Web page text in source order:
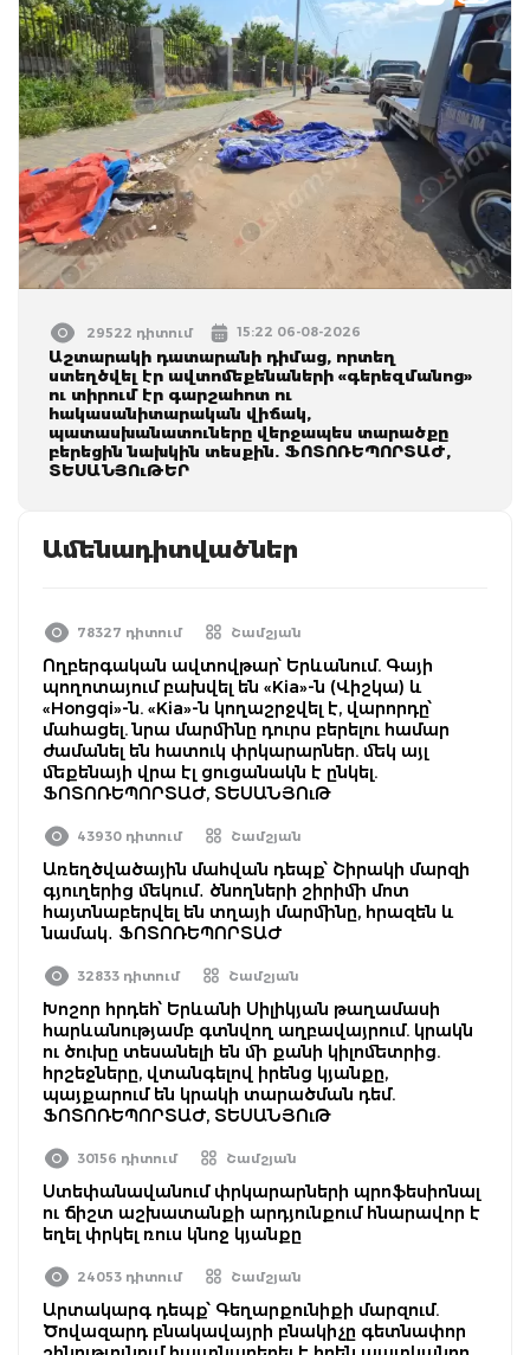
29522 դիտում 15:22 06-08-2026
Աշտարակի դատարանի դիմաց, որտեղ
ստեղծվել էր ավտոմեքենաների «գերեզմանոց»
ու տիրում էր գարշահոտ ու
հակասանիտարական վիճակ,
պատասխանատուները վերջապես տարածքը
բերեցին նախկին տեսքին. ՖՈՏՈՌԵՊՈՐՏԱԺ,
ՏԵՍԱՆՅՈւԹԵՐ
Ամենադիտվածներ
78327 դիտում Շամշյան
Ողբերգական ավտովթար՝ Երևանում. Գայի
պողոտայում բախվել են «Kia»-ն (Վիշկա) և
«Hongqi»-ն. «Kia»-ն կողաշրջվել է, վարորդը՝
մահացել. նրա մարմինը դուրս բերելու համար
ժամանել են հատուկ փրկարարներ. մեկ այլ
մեքենայի վրա էլ ցուցանակն է ընկել.
ՖՈՏՈՌԵՊՈՐՏԱԺ, ՏԵՍԱՆՅՈւԹ
43930 դիտում Շամշյան
Առեղծվածային մահվան դեպք՝ Շիրակի մարզի
գյուղերից մեկում․ ծնողների շիրիմի մոտ
հայտնաբերվել են տղայի մարմինը, հրազեն և
նամակ․ ՖՈՏՈՌԵՊՈՐՏԱԺ
32833 դիտում Շամշյան
Խոշոր հրդեհ՝ Երևանի Սիլիկյան թաղամասի
հարևանությամբ գտնվող աղբավայրում. կրակն
ու ծուխը տեսանելի են մի քանի կիլոմետրից.
հրշեջները, վտանգելով իրենց կյանքը,
պայքարում են կրակի տարածման դեմ.
ՖՈՏՈՌԵՊՈՐՏԱԺ, ՏԵՍԱՆՅՈւԹ
30156 դիտում Շամշյան
Ստեփանավանում փրկարարների պրոֆեսիոնալ
ու ճիշտ աշխատանքի արդյունքում հնարավոր է
եղել փրկել ռուս կնոջ կյանքը
24053 դիտում Շամշյան
Արտակարգ դեպք՝ Գեղարքունիքի մարզում.
Ծովազարդ բնակավայրի բնակիչը գետնափոր